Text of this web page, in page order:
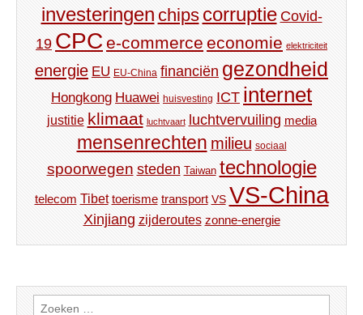
investeringen chips corruptie Covid-
19 CPC e-commerce economie elektriciteit
energie EU EU-China financiën gezondheid
Hongkong Huawei huisvesting ICT internet
justitie klimaat luchtvaart luchtvervuiling media
mensenrechten milieu sociaal
spoorwegen steden Taiwan technologie
telecom Tibet toerisme transport VS VS-China
Xinjiang zijderoutes zonne-energie
Zoeken